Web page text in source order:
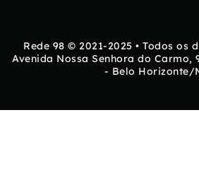
Rede 98 © 2021-2025 • Todos os
Avenida Nossa Senhora do Carmo,
- Belo Horizonte/